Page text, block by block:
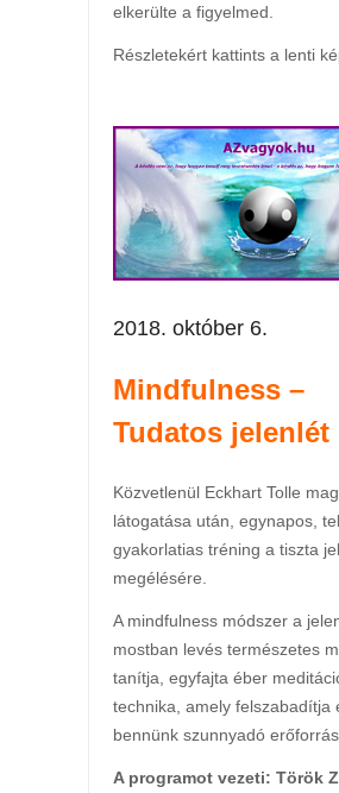
elkerülte a figyelmed.
Részletekért kattints a lenti
2018. október 6.
Mindfulness –
Tudatos jelenlét
Közvetlenül Eckhart Tolle
látogatása után, egynapos,
gyakorlatias tréning a tiszta
megélésére.
A mindfulness módszer a
mostban levés természetes
tanítja, egyfajta éber
technika, amely felszabadítja
bennünk szunnyadó
A programot vezeti: Török